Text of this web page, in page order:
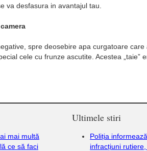
va desfasura in avantajul tau.
spre deosebire apa curgatoare
cele cu frunze ascutite. Acestea „taie”
mai multă
ce să faci
Ultimele stiri
Poliția
infracțiuni